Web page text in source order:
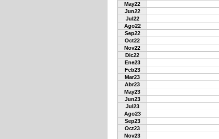
May22
Jun22
Jul22
Ago22
Sep22
Oct22
Nov22
Dic22
Ene23
Feb23
Mar23
Abr23
May23
Jun23
Jul23
Ago23
Sep23
Oct23
Nov23